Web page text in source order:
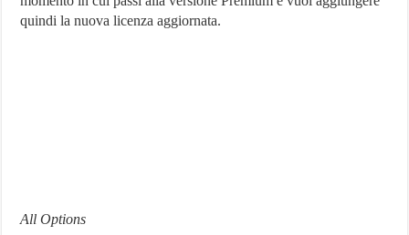
quindi la nuova licenza aggiornata.
All Options